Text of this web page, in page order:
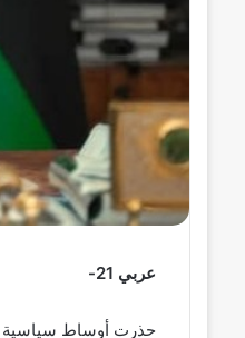
عربي 21-
حذرت أوساط سياسية